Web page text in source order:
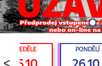
<
NEDĚLE PONDĚLÍ